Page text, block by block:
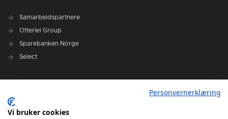
Samarbeidspartnere
Otterlei Group
Sparebanken Norge
Select
Spillerstall
Personvernerklæring
Vi bruker cookies